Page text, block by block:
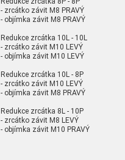
- zrcátko závit M8 PRAVÝ
- objímka závit M8 PRAVÝ
Redukce zrcátka 10L - 10L
- zrcátko závit M10 LEVÝ
- objímka závit M10 LEVÝ
Redukce zrcátka 10L - 8P
- zrcátko závit M10 LEVÝ
- objímka závit M8 PRAVÝ
Redukce zrcátka 8L - 10P
- zrcátko závit M8 LEVÝ
- objímka závit M10 PRAVÝ